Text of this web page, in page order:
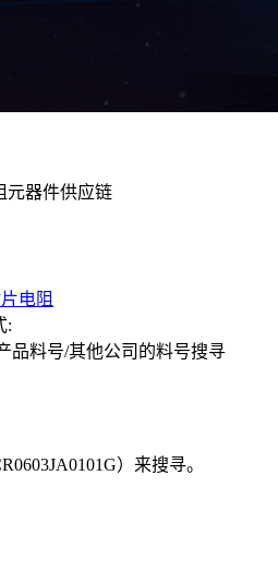
元器件供应链
电阻
:
品料号/其他公司的料号搜寻
）来搜寻。